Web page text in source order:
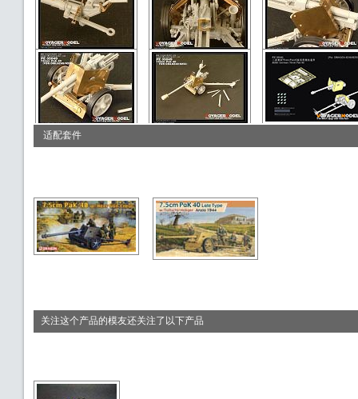
适配套件
关注这个产品的模友还关注了以下产品